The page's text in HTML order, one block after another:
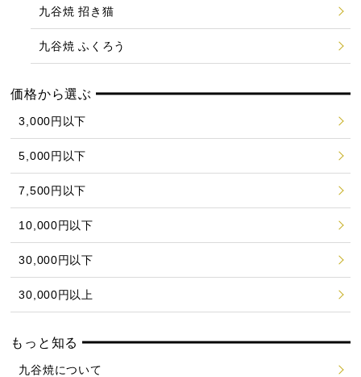
九谷焼 招き猫
九谷焼 ふくろう
価格から選ぶ
3,000円以下
5,000円以下
7,500円以下
10,000円以下
30,000円以下
30,000円以上
もっと知る
九谷焼について